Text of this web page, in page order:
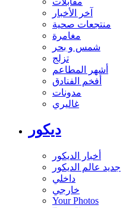
آخر الأخبار
منتجعات صحية
مغامرة
شمس و بحر
تزلج
أشهر المطاعم
أفخم الفنادق
مدونات
غاليري
ديكور
أخبار الديكور
جديد عالم الديكور
داخلي
خارجي
Your Photos